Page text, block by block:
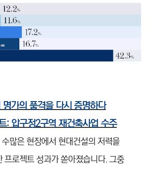
가의 품격을 다시 증명하다
: 압구정2구역 재건축사업 수주
많은 현장에서 현대건설의 저력을
프로젝트 성과가 쏟아졌습니다. 그중